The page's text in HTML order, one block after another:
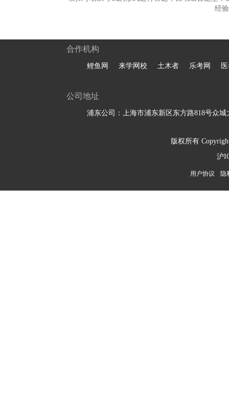
经
合作机构
鲤鱼网 来学网校 土木者 乐考网
公司地址
浦东公司：上海市浦东新区东方路818号众城
版权所有
沪
用户协议 隐